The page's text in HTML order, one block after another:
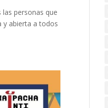
las personas que
y abierta a todos